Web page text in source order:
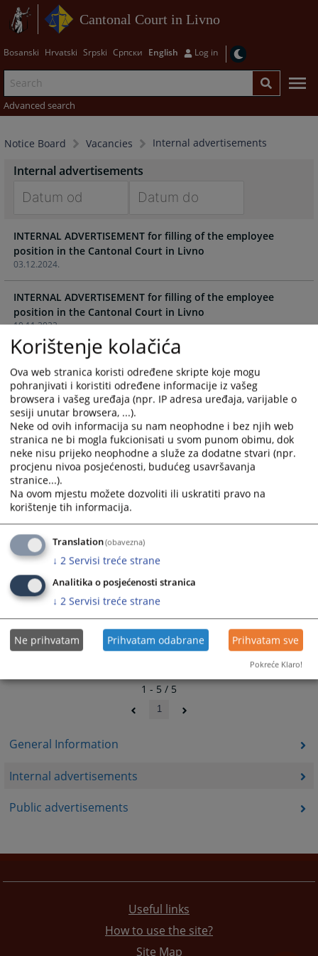
Cantonal Court in Livno
Bosanski Hrvatski Srpski Српски English Log in
Advanced search
Notice Board Vacancies Internal advertisements
General Information
Internal advertisements
Public advertisements
Internal advertisements
forward
to
interact
with
the
calendar
select
date.
Press
the
question
mark
key
to
get
the
keyboard
shortcuts
for
changing
dates.
forward
to
with
the
calendar
select
date.
Press
the
question
mark
key
to
get
the
for
changing
dates.
03.12.2024.
INTERNAL ADVERTISEMENT for filling of the employee
position in the Cantonal Court in Livno
10.11.2022.
INTERNAL ADVERTISEMENT for filling of the employee
position in the Cantonal Court in Livno
22.06.2020.
INTERNI OGLAS za popunu radnog mjesta državnog
službenika u Kantonalnom sudu u Livnu
21.10.2019.
Interni oglas za popunu radnog mjesta namještenika u
Kantonalnom sudu u Livnu
14.01.2015.
Interni oglas za popunu radnog mjesta namještenika u
Kantonalnom sudu u Livnu
1 - 5 / 5
1
Useful links
How to use the site?
Site Map
Korištenje kolačića
Ova web stranica koristi određene skripte koje mogu
pohranjivati i koristiti određene informacije iz vašeg
browsera i vašeg uređaja (npr. IP adresa uređaja, varijable o
sesiji unutar browsera, ...).
Neke od ovih informacija su nam neophodne i bez njih web
stranica ne bi mogla fukcionisati u svom punom obimu, dok
neke nisu prijeko neophodne a služe za dodatne stvari (npr.
procjenu nivoa posjećenosti, budućeg usavršavanja
stranice...).
Na ovom mjestu možete dozvoliti ili uskratiti pravo na
korištenje tih informacija.
Translation(obavezna)
↓ 2 Servisi treće strane
Analitika o posjećenosti stranica
↓ 2 Servisi treće strane
Ne prihvatam Prihvatam odabrane Prihvatam sve
Pokreće Klaro!